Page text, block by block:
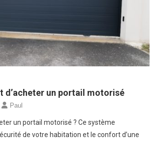
d’acheter un portail motorisé
Paul
un portail motorisé ? Ce système
de votre habitation et le confort d’une